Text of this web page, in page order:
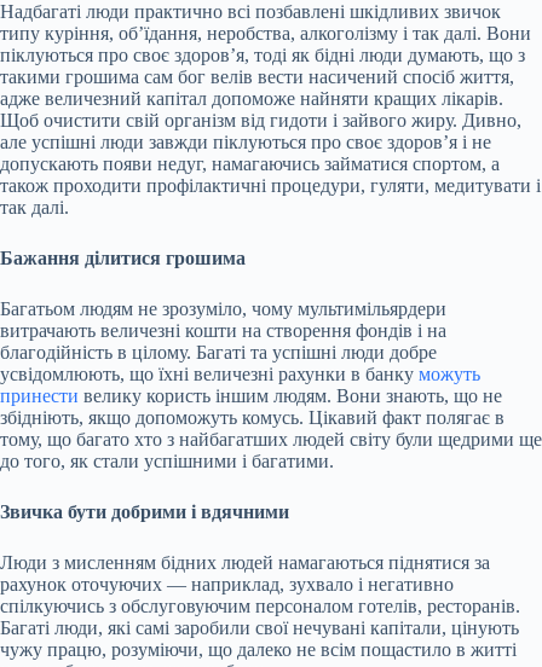
Надбагаті люди практично всі позбавлені шкідливих звичок
типу куріння, об’їдання, неробства, алкоголізму і так далі. Вони
піклуються про своє здоров’я, тоді як бідні люди думають, що з
такими грошима сам бог велів вести насичений спосіб життя,
адже величезний капітал допоможе найняти кращих лікарів.
Щоб очистити свій організм від гидоти і зайвого жиру. Дивно,
але успішні люди завжди піклуються про своє здоров’я і не
допускають появи недуг, намагаючись займатися спортом, а
також проходити профілактичні процедури, гуляти, медитувати і
так далі.
Бажання ділитися грошима
Багатьом людям не зрозуміло, чому мультимільярдери
витрачають величезні кошти на створення фондів і на
благодійність в цілому. Багаті та успішні люди добре
усвідомлюють, що їхні величезні рахунки в банку можуть
принести велику користь іншим людям. Вони знають, що не
збідніють, якщо допоможуть комусь. Цікавий факт полягає в
тому, що багато хто з найбагатших людей світу були щедрими ще
до того, як стали успішними і багатими.
Звичка бути добрими і вдячними
Люди з мисленням бідних людей намагаються піднятися за
рахунок оточуючих — наприклад, зухвало і негативно
спілкуючись з обслуговуючим персоналом готелів, ресторанів.
Багаті люди, які самі заробили свої нечувані капітали, цінують
чужу працю, розуміючи, що далеко не всім пощастило в житті